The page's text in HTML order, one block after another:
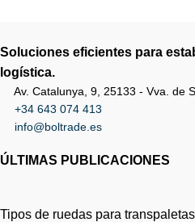
Soluciones eficientes para
logística.
Av. Catalunya, 9, 25133 - Vva. de
+34 643 074 413
info@boltrade.es
ÚLTIMAS PUBLICACIONES
Tipos de ruedas para